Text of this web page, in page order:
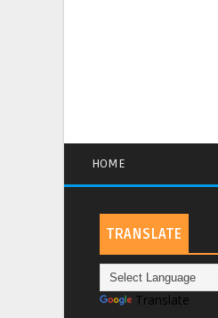
HOME
TRANSLATE
Translate